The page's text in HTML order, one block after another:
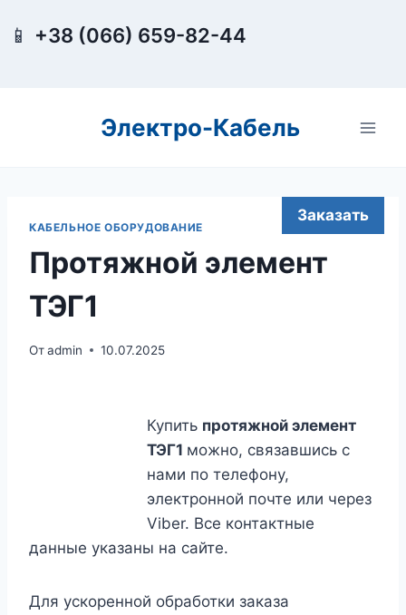
📱 +38 (066) 659-82-44
Электро-Кабель
Заказать
КАБЕЛЬНОЕ ОБОРУДОВАНИЕ
Протяжной элемент
ТЭГ1
Отadmin 10.07.2025
Купить протяжной элемент
ТЭГ1 можно, связавшись с
нами по телефону,
электронной почте или через
Viber. Все контактные
данные указаны на сайте.
Для ускоренной обработки заказа